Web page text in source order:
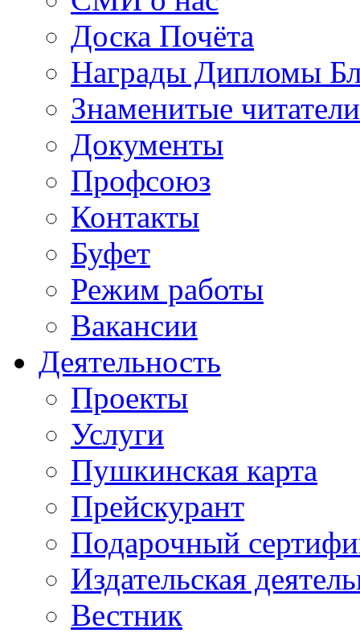
Доска Почёта
Награды Дипломы
Знаменитые
Документы
Профсоюз
Контакты
Буфет
Режим работы
Вакансии
Деятельность
Проекты
Услуги
Пушкинская карта
Прейскурант
Подарочный
Издательская
Вестник